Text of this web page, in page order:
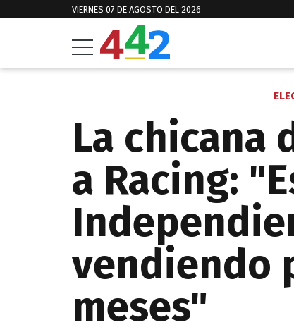
VIERNES 07 DE AGOSTO DEL 2026
La chicana
a Racing:
vendiendo
meses"